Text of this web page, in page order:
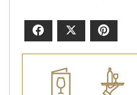
Facebook